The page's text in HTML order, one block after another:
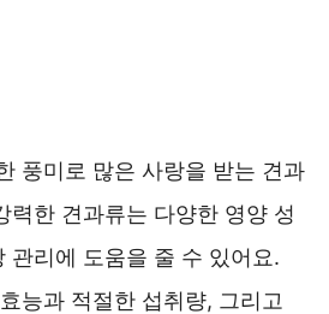
풍미로 많은 사랑을 받는 견과
력한 견과류는 다양한 영양 성
관리에 도움을 줄 수 있어요.
능과 적절한 섭취량, 그리고